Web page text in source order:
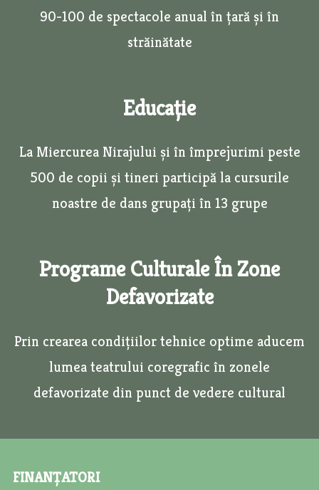
90-100 de spectacole anual în țară și în
străinătate
Educație
La Miercurea Nirajului și în împrejurimi peste
500 de copii și tineri participă la cursurile
noastre de dans grupați în 13 grupe
Programe Culturale În Zone
Defavorizate
Prin crearea condițiilor tehnice optime aducem
lumea teatrului coregrafic în zonele
defavorizate din punct de vedere cultural
FINANȚATORI